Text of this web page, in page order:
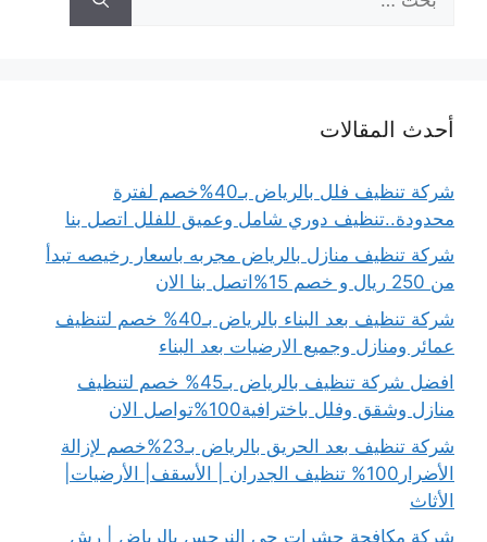
عن:
أحدث المقالات
شركة تنظيف فلل بالرياض بـ40%خصم لفترة
محدودة..تنظيف دوري شامل وعميق للفلل اتصل بنا
شركة تنظيف منازل بالرياض مجربه باسعار رخيصه تبدأ
من 250 ريال و خصم 15%اتصل بنا الان
شركة تنظيف بعد البناء بالرياض بـ40% خصم لتنظيف
عمائر ومنازل وجميع الارضيات بعد البناء
افضل شركة تنظيف بالرياض بـ45% خصم لتنظيف
منازل وشقق وفلل باخترافية100%تواصل الان
شركة تنظيف بعد الحريق بالرياض بـ23%خصم لإزالة
الأضرار100% تنظيف الجدران | الأسقف| الأرضيات|
الأثاث
شركة مكافحة حشرات حي النرجس بالرياض | رش